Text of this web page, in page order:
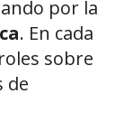
por la
. En cada
sobre
de